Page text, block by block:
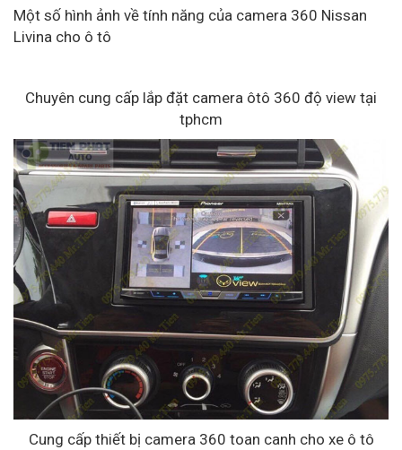
Một số hình ảnh về tính năng của camera 360 Nissan
Livina cho ô tô
Chuyên cung cấp lắp đặt camera ôtô 360 độ view tại
tphcm
Cung cấp thiết bị camera 360 toan canh cho xe ô tô